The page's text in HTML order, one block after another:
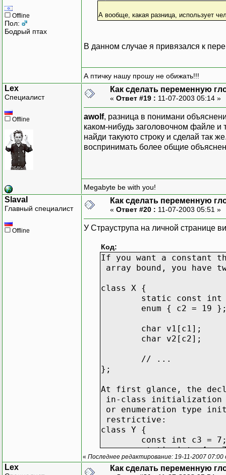
Offline
Пол:
Бодрый птах
А вообще, какая разница, использует
В данном случае я привязался к
А птичку нашу прошу не обижать!!!
Lex
Специалист
Offline
Как сделать переменную
« Ответ #19 : 11-07-2003 05:14 »
awolf, разница в понимани
каком-нибудь заголовочном файле и
найди такуюто строку и сделай так
воспринимать более общие
Megabyte be with you!
SlavaI
Главный специалист
Offline
Как сделать переменную
« Ответ #20 : 11-07-2003 05:51 »
У Страуструпа на личной странице
Код:
If you want a constant
array bound, you have
class X {
static const int
enum { c2 = 19
char v1[c1];
char v2[c2];
// ...
};
At first glance, the
in-class initialization
or enumeration type
restrictive:
class Y {
const int c3 =
static int c4 =
static const
};
« Последнее редактирование: 19-11-2007 07:00
Lex Как сделать переменную